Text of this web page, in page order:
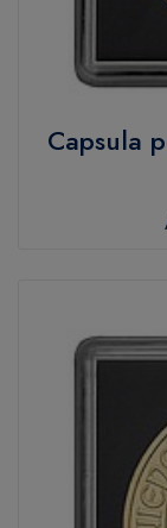
Capsula